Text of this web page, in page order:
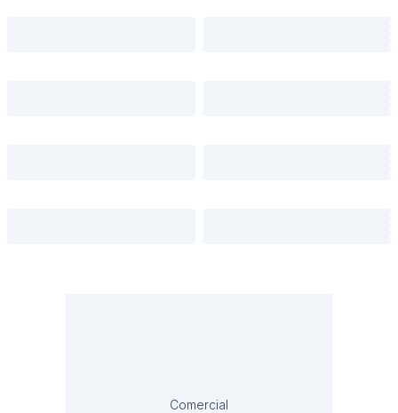
Comercial